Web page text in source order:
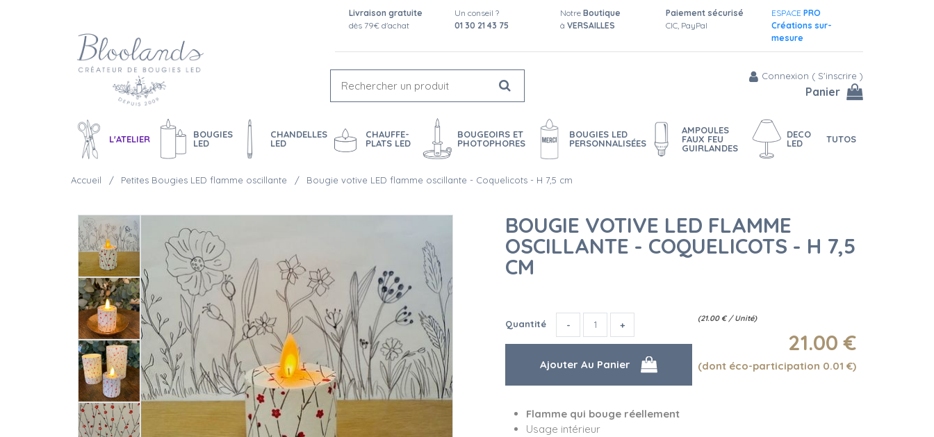
Livraison gratuite
dès 79€ d'achat
Un conseil ?
01 30 21 43 75
Notre Boutique
à VERSAILLES
Paiement sécurisé
CIC, PayPal
ESPACE PRO
Créations sur-
mesure
Connexion ( S'inscrire )
Panier
L'ATELIER
BOUGIES
LED
CHANDELLES
LED
CHAUFFE-
PLATS LED
BOUGEOIRS ET
PHOTOPHORES
BOUGIES LED
PERSONNALISÉES
AMPOULES
FAUX FEU
GUIRLANDES
DECO
LED
TUTOS
Accueil Petites Bougies LED flamme oscillante Bougie votive LED flamme oscillante - Coquelicots - H 7,5 cm
BOUGIE VOTIVE LED FLAMME
OSCILLANTE - COQUELICOTS - H 7,5
CM
(21.00 € / Unité)
21.00 €
(dont éco-participation 0.01 €)
Quantité
Flamme qui bouge réellement
Usage intérieur